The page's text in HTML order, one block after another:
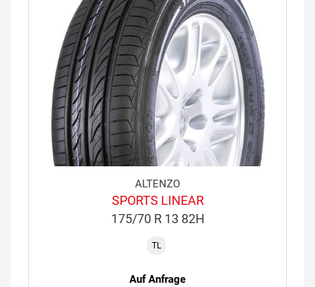
ALTENZO
SPORTS LINEAR
175/70 R 13 82H
TL
Auf Anfrage